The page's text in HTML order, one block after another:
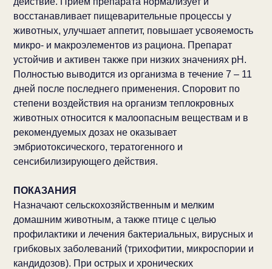
восстанавливает пищеварительные процессы у
животных, улучшает аппетит, повышает усвояемость
микро- и макроэлементов из рациона. Препарат
устойчив и активен также при низких значениях рН.
Полностью выводится из организма в течение 7 – 11
дней после последнего применения. Споровит по
степени воздействия на организм теплокровных
животных относится к малоопасным веществам и в
рекомендуемых дозах не оказывает
эмбриотоксического, тератогенного и
сенсибилизирующего действия.
ПОКАЗАНИЯ
Назначают сельскохозяйственным и мелким
домашним животным, а также птице с целью
профилактики и лечения бактериальных, вирусных и
грибковых заболеваний (трихофитии, микроспории и
кандидозов). При острых и хронических